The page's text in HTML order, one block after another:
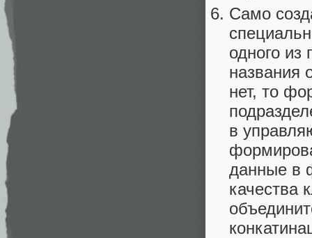
Само
одного из
названия
нет, то
в
данные в
качества